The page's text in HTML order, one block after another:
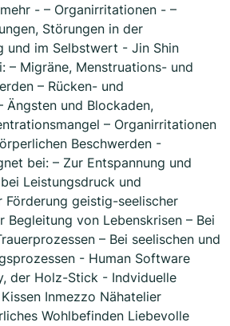
- – Organirritationen - –
Störungen in der
und im Selbstwert - Jin Shin
– Migräne, Menstruations- und
– Rücken- und
Ängsten und Blockaden,
– Organirritationen
Beschwerden -
bei: – Zur Entspannung und
Leistungsdruck und
geistig-seelischer
Begleitung von Lebenskrisen – Bei
– Bei seelischen und
- Human Software
der Holz-Stick - Indviduelle
Inmezzo Nähatelier
Wohlbefinden Liebevolle